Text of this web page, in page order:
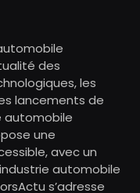
des
les
lancements de
automobile
une
avec un
automobile
s’adresse